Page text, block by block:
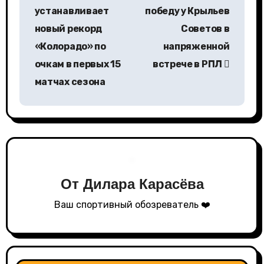
а
ц
з
устанавливает
новый рекорд
«Колорадо» по
очкам в первых 15
матчах сезона
победу у Крыльев
Советов в
напряженной
встрече в РПЛ
От Дилара Карасёва
Ваш спортивный обозреватель ❤️